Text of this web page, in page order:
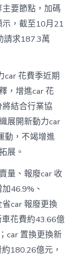
要節點，加碼
，截至10月21
請求187.3萬
car 花費季近期
，增進car 花
結合行業協
展開新動力car
動，不竭增進
展。
量、報廢car 收
46.9%、
car 報廢更換
花費約43.66億
car 置換更換新
180.26億元，